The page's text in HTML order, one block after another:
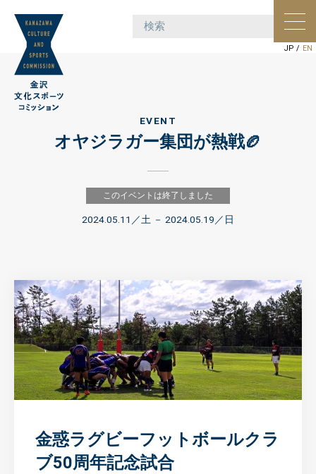
JP / EN
EVENT
オヤジラガー集団が熱戦🏉
このイベントは終了しました
2024.05.11 ／土 － 2024.05.19 ／日
金惑ラグビーフットボールクラ
ブ50周年記念試合